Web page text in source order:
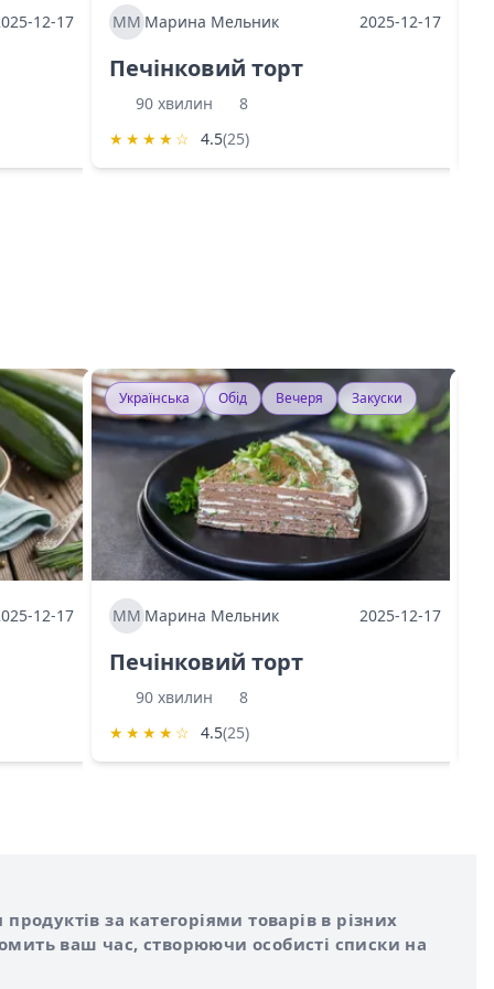
12-17 МММарина Мельник 2025-12-17
Печінковий торт
90 хвилин
8
★ ★ ★ ★ ☆ 4.5(25)
12-17
Українська Обід Вечеря Закуски
МММарина Мельник 2025-12-17
Печінковий торт
90 хвилин
8
★ ★ ★ ★ ☆ 4.5(25)
за категоріями товарів в різних
ваш час, створюючи особисті списки на